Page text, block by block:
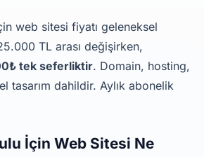
web sitesi fiyatı geleneksel
TL arası değişirken,
tek seferliktir. Domain, hosting,
tasarım dahildir. Aylık abonelik
İçin Web Sitesi Ne